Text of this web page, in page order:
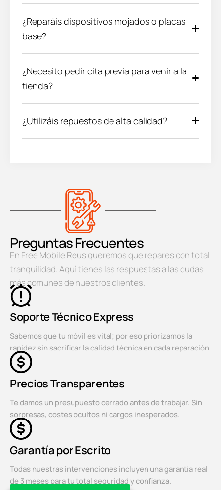
¿Reparáis dispositivos mojados o placas
base?
¿Necesito pedir cita previa para venir a la
tienda?
¿Utilizáis repuestos de alta calidad?
Preguntas Frecuentes
En Free Mobile Reus queremos que repares con total
tranquilidad. Aquí tienes las respuestas a las dudas
más comunes de nuestros clientes.
Soporte Técnico Express
Sabemos que tu móvil es vital; por eso priorizamos la
rapidez sin sacrificar la calidad técnica en cada reparación.
Precios Transparentes
Te damos un presupuesto cerrado antes de trabajar. Sin
sorpresas, costes ocultos ni cargos inesperados.
Garantía por Escrito
Todas nuestras intervenciones incluyen una garantía real
de 3 meses para tu total seguridad y confianza.